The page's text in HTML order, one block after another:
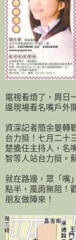
電視看煩了，周日
邊現場看名嘴戶外
資深記者簡余晏轉
台力挺！七月二十
楚擔任主持人，名
智等人站台力挺。
就在路邊，眾「嘴
點半，風雨無阻！
朋友做陣來！